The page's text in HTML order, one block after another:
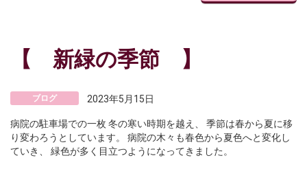
【 新緑の季節 】
ブログ 2023年5月15日
病院の駐車場での一枚 冬の寒い時期を越え、 季節は春から夏に移
り変わろうとしています。 病院の木々も春色から夏色へと変化し
ていき、 緑色が多く目立つようになってきました。